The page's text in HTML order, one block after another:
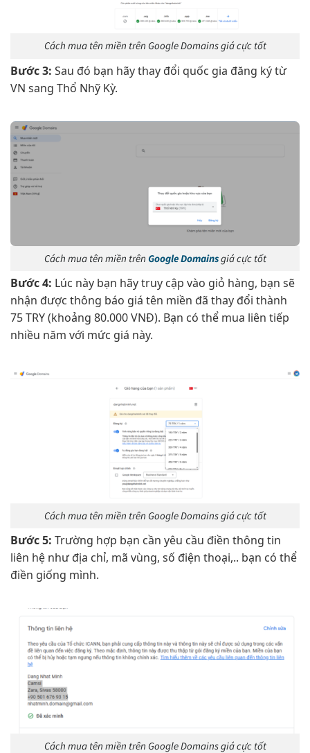
Cách mua tên miền trên Google Domains giá cực tốt
Bước 3: Sau đó bạn hãy thay đổi quốc gia đăng ký từ
VN sang Thổ Nhỹ Kỳ.
Cách mua tên miền trên Google Domainsgiá cực tốt
Bước 4: Lúc này bạn hãy truy cập vào giỏ hàng, bạn sẽ
nhận được thông báo giá tên miền đã thay đổi thành
75 TRY (khoảng 80.000 VNĐ). Bạn có thể mua liên tiếp
nhiều năm với mức giá này.
Cách mua tên miền trên Google Domains giá cực tốt
Bước 5: Trường hợp bạn cần yêu cầu điền thông tin
liên hệ như địa chỉ, mã vùng, số điện thoại,.. bạn có thể
điền giống mình.
Cách mua tên miền trên Google Domains giá cực tốt